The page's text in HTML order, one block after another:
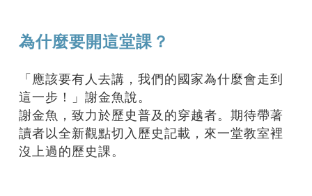
為什麼要開這堂課？
「應該要有人去講，我們的國家為什麼會走到
這一步！」謝金魚說。
謝金魚，致力於歷史普及的穿越者。期待帶著
讀者以全新觀點切入歷史記載，來一堂教室裡
沒上過的歷史課。